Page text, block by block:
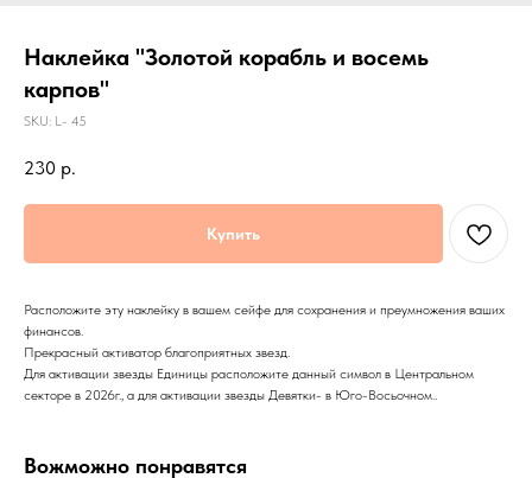
Наклейка "Золотой корабль и восемь
карпов"
SKU: L- 45
230 р.
Купить
Расположите эту наклейку в вашем сейфе для сохранения и преумножения ваших
финансов.
Прекрасный активатор благоприятных звезд.
Для активации звезды Единицы расположите данный символ в Центральном
секторе в 2026г., а для активации звезды Девятки- в Юго-Восьочном..
Вожможно понравятся